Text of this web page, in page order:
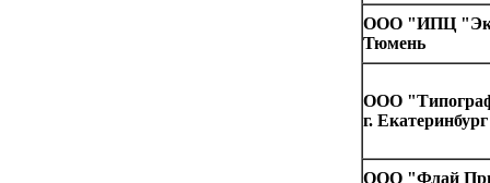
ООО "ИПЦ
Тюмень
OOO
г. Екатеринбург
ООО "Флай